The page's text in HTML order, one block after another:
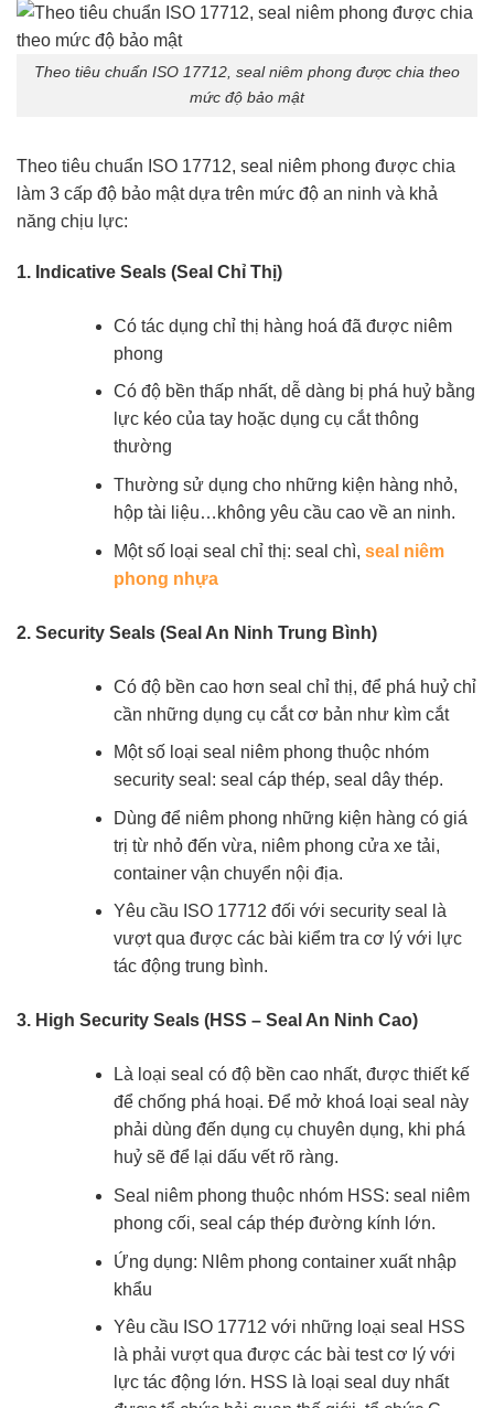
Theo tiêu chuẩn ISO 17712, seal niêm phong được chia theo
mức độ bảo mật
Theo tiêu chuẩn ISO 17712, seal niêm phong được chia
làm 3 cấp độ bảo mật dựa trên mức độ an ninh và khả
năng chịu lực:
1. Indicative Seals (Seal Chỉ Thị)
Có tác dụng chỉ thị hàng hoá đã được niêm
phong
Có độ bền thấp nhất, dễ dàng bị phá huỷ bằng
lực kéo của tay hoặc dụng cụ cắt thông
thường
Thường sử dụng cho những kiện hàng nhỏ,
hộp tài liệu…không yêu cầu cao về an ninh.
Một số loại seal chỉ thị: seal chì, seal niêm
phong nhựa
2. Security Seals (Seal An Ninh Trung Bình)
Có độ bền cao hơn seal chỉ thị, để phá huỷ chỉ
cần những dụng cụ cắt cơ bản như kìm cắt
Một số loại seal niêm phong thuộc nhóm
security seal: seal cáp thép, seal dây thép.
Dùng để niêm phong những kiện hàng có giá
trị từ nhỏ đến vừa, niêm phong cửa xe tải,
container vận chuyển nội địa.
Yêu cầu ISO 17712 đối với security seal là
vượt qua được các bài kiểm tra cơ lý với lực
tác động trung bình.
3. High Security Seals (HSS – Seal An Ninh Cao)
Là loại seal có độ bền cao nhất, được thiết kế
để chống phá hoại. Để mở khoá loại seal này
phải dùng đến dụng cụ chuyên dụng, khi phá
huỷ sẽ để lại dấu vết rõ ràng.
Seal niêm phong thuộc nhóm HSS: seal niêm
phong cối, seal cáp thép đường kính lớn.
Ứng dụng: NIêm phong container xuất nhập
khẩu
Yêu cầu ISO 17712 với những loại seal HSS
là phải vượt qua được các bài test cơ lý với
lực tác động lớn. HSS là loại seal duy nhất